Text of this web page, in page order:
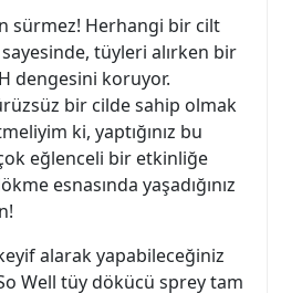
sürmez! Herhangi bir cilt
tüyleri alırken bir
dengesini koruyor.
bir cilde sahip olmak
ki, yaptığınız bu
eğlenceli bir etkinliğe
esnasında yaşadığınız
alarak yapabileceğiniz
Well tüy dökücü sprey tam